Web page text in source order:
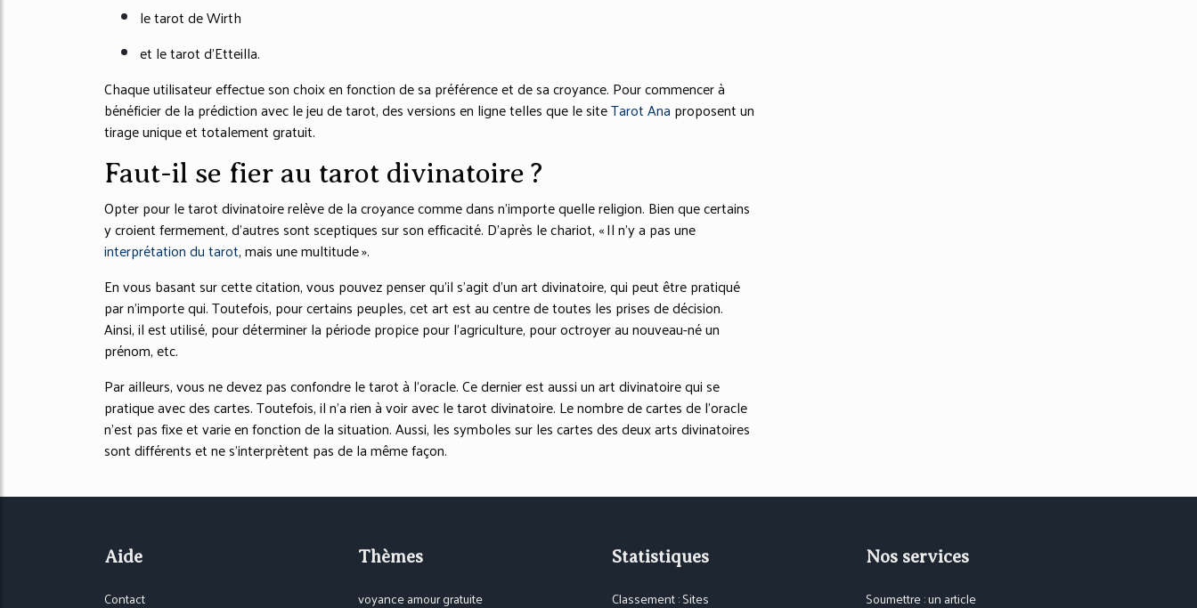
le tarot de Wirth
et le tarot d’Etteilla.
Chaque utilisateur effectue son choix en fonction de sa préférence et de sa croyance. Pour commencer à
bénéficier de la prédiction avec le jeu de tarot, des versions en ligne telles que le siteTarot Ana proposent un
tirage unique et totalement gratuit.
Faut-il se fier au tarot divinatoire ?
Opter pour le tarot divinatoire relève de la croyance comme dans n’importe quelle religion. Bien que certains
y croient fermement, d’autres sont sceptiques sur son efficacité. D’après le chariot, « Il n’y a pas une
interprétation du tarot, mais une multitude ».
En vous basant sur cette citation, vous pouvez penser qu’il s’agit d’un art divinatoire, qui peut être pratiqué
par n’importe qui. Toutefois, pour certains peuples, cet art est au centre de toutes les prises de décision.
Ainsi, il est utilisé, pour déterminer la période propice pour l’agriculture, pour octroyer au nouveau-né un
prénom, etc.
Par ailleurs, vous ne devez pas confondre le tarot à l’oracle. Ce dernier est aussi un art divinatoire qui se
pratique avec des cartes. Toutefois, il n’a rien à voir avec le tarot divinatoire. Le nombre de cartes de l’oracle
n’est pas fixe et varie en fonction de la situation. Aussi, les symboles sur les cartes des deux arts divinatoires
sont différents et ne s’interprètent pas de la même façon.
Aide
Contact
Thèmes
voyance amour gratuite
Statistiques
Classement : Sites
Nos services
Soumettre : un article